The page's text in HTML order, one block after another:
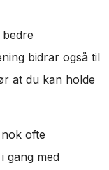
bidrar også til
at du kan holde
ofte
gang med